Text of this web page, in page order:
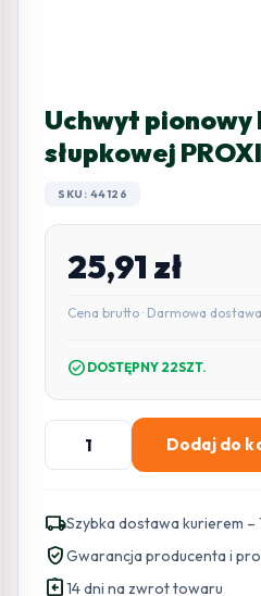
Uchwyt pionowy
słupkowej
SKU: 44126
25,91 zł
Cena brutto · Darmowa
check_circle DOSTĘPNY 22SZT.
ilość
Uchwyt
lampy
słupkowej
PROXIMA
Dodaj do
local_shippingSzybka dostawa kurierem –
verified_userGwarancja producenta i
assignment_return14 dni na zwrot towaru